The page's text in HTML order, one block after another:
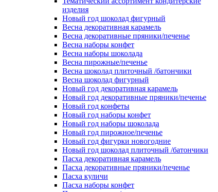
изделия
Новый год шоколад фигурный
Весна декоративная карамель
Весна декоративные пряники/печенье
Весна наборы конфет
Весна наборы шоколада
Весна пирожные/печенье
Весна шоколад плиточный /батончики
Весна шоколад фигурный
Новый год декоративная карамель
Новый год декоративные пряники/печенье
Новый год конфеты
Новый год наборы конфет
Новый год наборы шоколада
Новый год пирожное/печенье
Новый год фигурки новогодние
Новый год шоколад плиточный /батончики
Пасха декоративная карамель
Пасха декоративные пряники/печенье
Пасха куличи
Пасха наборы конфет